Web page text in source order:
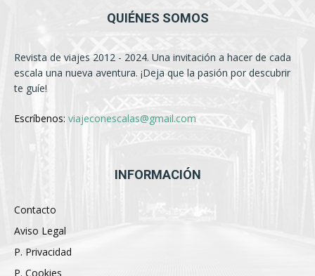
QUIÉNES SOMOS
Revista de viajes 2012 - 2024. Una invitación a hacer de cada
escala una nueva aventura. ¡Deja que la pasión por descubrir
te guíe!
Escríbenos: viajeconescalas@gmail.com
INFORMACIÓN
Contacto
Aviso Legal
P. Privacidad
P. Cookies